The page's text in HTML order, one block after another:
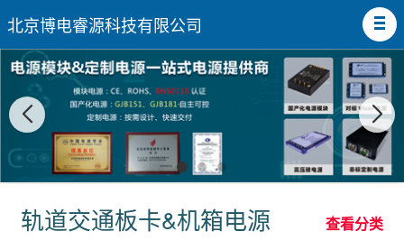
北京博电睿源科技有限公司
查看分类
轨道交通板卡&机箱电源